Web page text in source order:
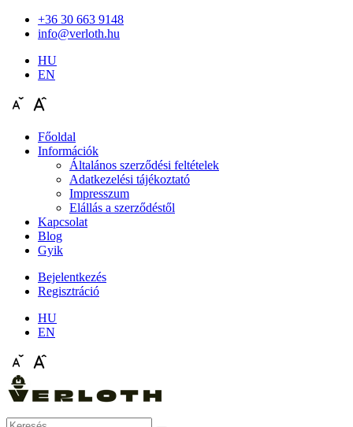
+36 30 663 9148
info@verloth.hu
HU
EN
Főoldal
Információk
Általános szerződési feltételek
Adatkezelési tájékoztató
Impresszum
Elállás a szerződéstől
Kapcsolat
Blog
Gyik
Bejelentkezés
Regisztráció
HU
EN